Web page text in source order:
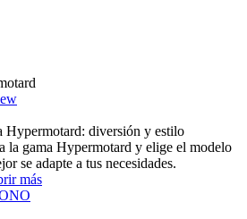
Hypermotard: diversión y estilo
la gama Hypermotard y elige el modelo
se adapte a tus necesidades.
más